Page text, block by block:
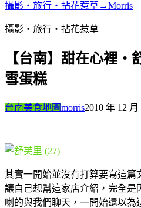
攝影‧旅行‧拈花惹草→Morris
攝影‧旅行‧拈花惹草
【台南】甜在心裡‧
雪蛋糕
台南美食地圖morris2010 年 12 月
其實一開始並沒有打算要寫這篇
讓自己想幫這家店介紹，完全是
喇的與我們聊天，一開始還以